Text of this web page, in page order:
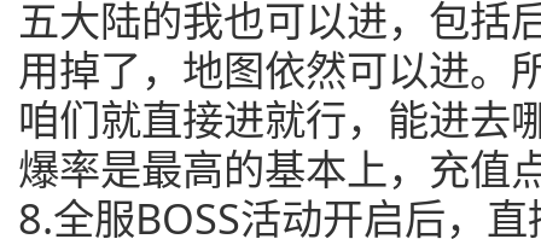
五大陆的我也可以进，包括
用掉了，地图依然可以进。
咱们就直接进就行，能进去
爆率是最高的基本上，充值
8.全服BOSS活动开启后，